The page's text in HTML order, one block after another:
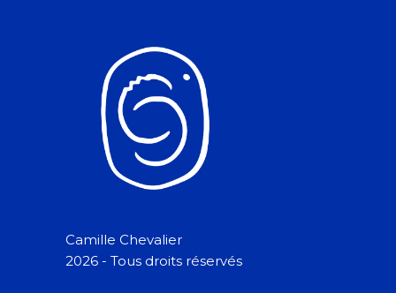
Camille Chevalier
2026 - Tous droits réservés